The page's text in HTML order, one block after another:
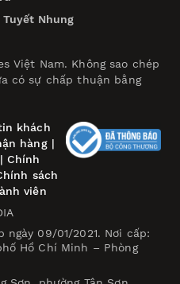
Tuyết Nhung
Việt Nam. Không sao chép
có sự chấp thuận bằng
khách
hàng|
| Chính
sách
viên
ngày 09/01/2021. Nơi cấp:
Hồ Chí Minh – Phòng